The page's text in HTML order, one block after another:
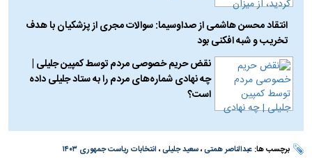
انتقاد محسن هاشمی از صداوسیما: سوالات مجری از پزشکیان با هدف
تخریب و شبه افکنی بود
نقض حریم خصوصی مردم توسط کمپین جلیلی |
چه نهادی شماره‌های مردم را به ستاد جلیلی داده
است؟
برچسب ها:عبدالناصر همتی،سعید جلیلی، انتخابات ریاست جمهوری ۱۴۰۳